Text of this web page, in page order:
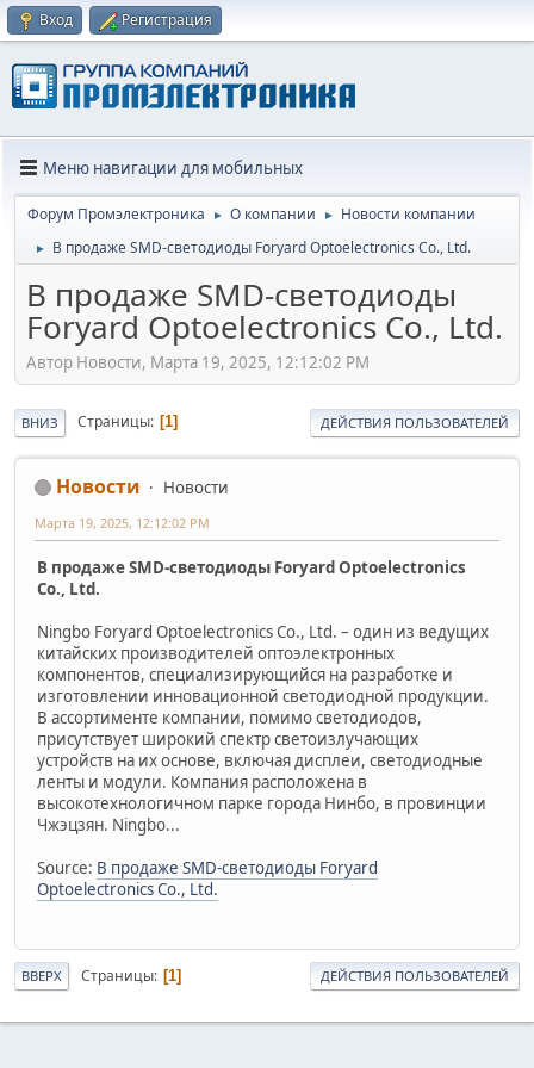
Вход Регистрация
Меню навигации для мобильных
Форум Промэлектроника ► О компании ► Новости компании
► В продаже SMD-светодиоды Foryard Optoelectronics Co., Ltd.
В продаже SMD-светодиоды
Foryard Optoelectronics Co., Ltd.
Автор Новости, Марта 19, 2025, 12:12:02 PM
ВНИЗ Страницы 1 ДЕЙСТВИЯ ПОЛЬЗОВАТЕЛЕЙ
Новости Новости
Марта 19, 2025, 12:12:02 PM
В продаже SMD-светодиоды Foryard Optoelectronics
Co., Ltd.
Ningbo Foryard Optoelectronics Co., Ltd. – один из ведущих
китайских производителей оптоэлектронных
компонентов, специализирующийся на разработке и
изготовлении инновационной светодиодной продукции.
В ассортименте компании, помимо светодиодов,
присутствует широкий спектр светоизлучающих
устройств на их основе, включая дисплеи, светодиодные
ленты и модули. Компания расположена в
высокотехнологичном парке города Нинбо, в провинции
Чжэцзян. Ningbo...
Source: В продаже SMD-светодиоды Foryard
Optoelectronics Co., Ltd.
ВВЕРХ Страницы 1 ДЕЙСТВИЯ ПОЛЬЗОВАТЕЛЕЙ